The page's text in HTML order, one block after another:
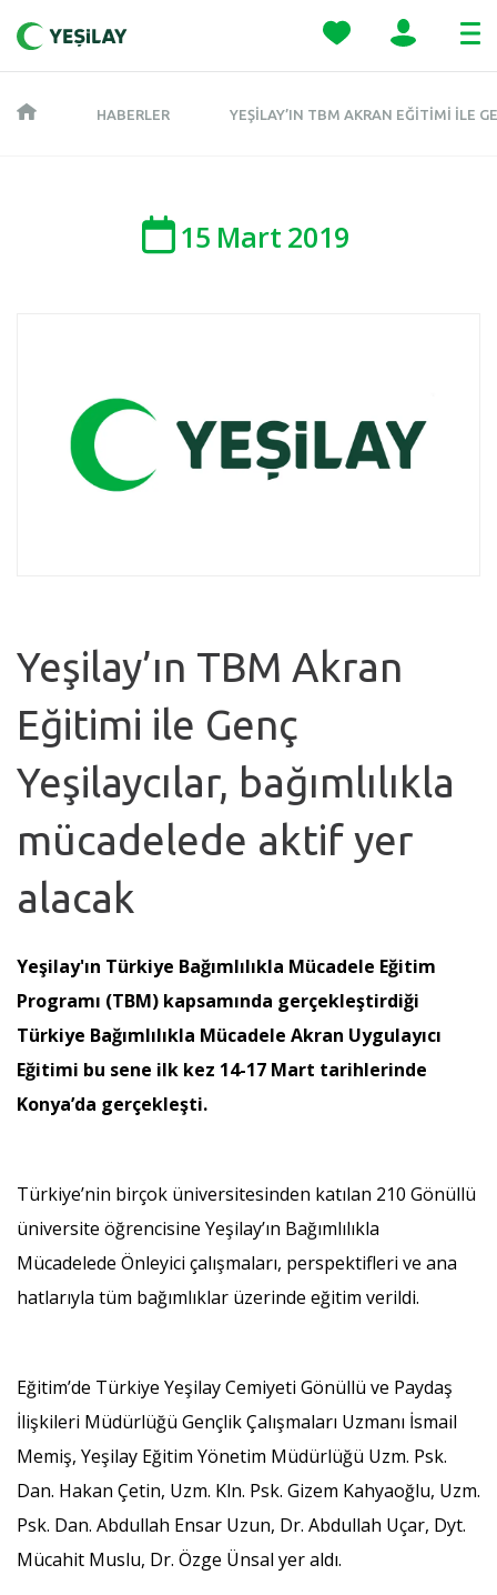
HABERLER YEŞILAY’IN TBM AKRAN EĞITIMI ILE
15 Mart 2019
Yeşilay’ın TBM Akran
Eğitimi ile Genç
Yeşilaycılar, bağımlılıkla
mücadelede aktif yer
alacak
Yeşilay'ın Türkiye Bağımlılıkla Mücadele Eğitim
Programı (TBM) kapsamında gerçekleştirdiği
Türkiye Bağımlılıkla Mücadele Akran Uygulayıcı
Eğitimi bu sene ilk kez 14-17 Mart tarihlerinde
Konya’da gerçekleşti.
Türkiye’nin birçok üniversitesinden katılan 210 Gönüllü
üniversite öğrencisine Yeşilay’ın Bağımlılıkla
Mücadelede Önleyici çalışmaları, perspektifleri ve ana
hatlarıyla tüm bağımlıklar üzerinde eğitim verildi.
Eğitim’de Türkiye Yeşilay Cemiyeti Gönüllü ve Paydaş
İlişkileri Müdürlüğü Gençlik Çalışmaları Uzmanı İsmail
Memiş, Yeşilay Eğitim Yönetim Müdürlüğü Uzm. Psk.
Dan. Hakan Çetin, Uzm. Kln. Psk. Gizem Kahyaoğlu, Uzm.
Psk. Dan. Abdullah Ensar Uzun, Dr. Abdullah Uçar, Dyt.
Mücahit Muslu, Dr. Özge Ünsal yer aldı.